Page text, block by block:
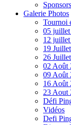
Sponsors
Galerie Photos
Tournoi
05
12
19
26
02 Août
09 Août
16 Août
23 Aout
Défi
Vidéos
Defi